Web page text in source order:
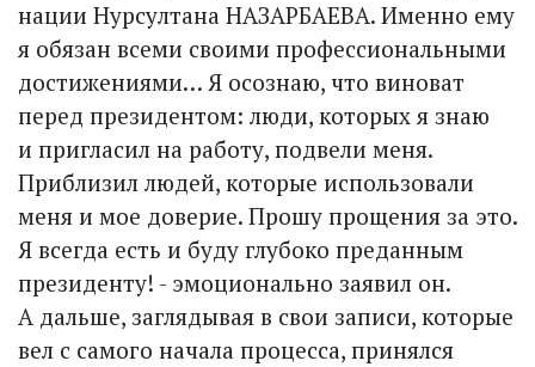
нации Нурсултана НАЗАРБАЕВА. Именно ему
я обязан всеми своими профессиональными
достижениями… Я осознаю, что виноват
перед президентом: люди, которых я знаю
и пригласил на работу, подвели меня.
Приблизил людей, которые использовали
меня и мое доверие. Прошу прощения за это.
Я всегда есть и буду глубоко преданным
президенту! - эмоционально заявил он.
А дальше, заглядывая в свои записи, которые
вел с самого начала процесса, принялся